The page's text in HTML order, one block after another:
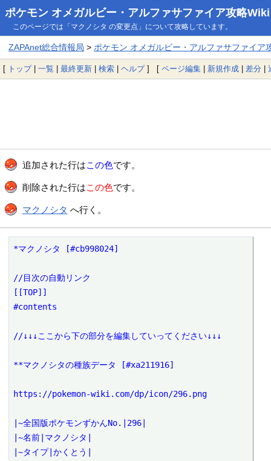
ポケモン オメガルビー・アルファサファイア攻略Wiki
このページでは「マクノシタ の変更点」について攻略しています。
ZAPAnet総合情報局 > ポケモン オメガルビー・アルファサファイア
[ トップ| 一覧 | 最終更新 | 検索 | ヘルプ] [ ページ編集 | 新規作成 | 差分 |
追加された行はこの色です。
削除された行はこの色です。
マクノシタ へ行く。
*マクノシタ [#cb998024]
//目次の自動リンク
[[TOP]]
#contents
//↓↓↓ここから下の部分を編集していってください↓↓↓
**マクノシタの種族データ [#xa211916]
https://pokemon-wiki.com/dp/icon/296.png
|~全国版ポケモンずかんNo.|296|
|~名前|マクノシタ|
|~タイプ|かくとう|